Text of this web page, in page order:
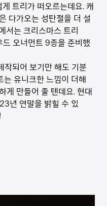
트리가 떠오르는데요. 캐
다가오는 성탄절을 더 설
서는 크리스마스 트리
오너먼트 9종을 준비했
작되어 보기만 해도 기분
는 유니크한 느낌이 더해
게 만들어 줄 텐데요. 현대
년 연말을 밝힐 수 있